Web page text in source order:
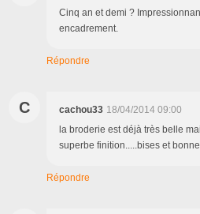
Cinq an et demi ?
encadrement.
Répondre
C cachou33 18/04/2014 09:00
la broderie est déjà très belle
superbe finition.....bises et
Répondre